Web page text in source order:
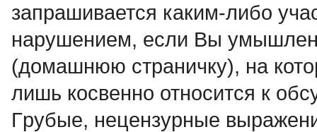
запрашивается каким-либо
нарушением, если Вы
(домашнюю страничку), на
лишь косвенно относится к
Гpубые, нецензурные